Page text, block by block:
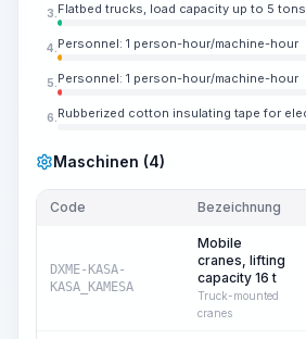
3. Flatbed trucks, load capacity up to 5 tons
4. Personnel: 1 person-hour/machine-hour
5. Personnel: 1 person-hour/machine-hour
6.
Maschinen (4)
Code Bezeichnung
DXME-KASA-
KASA_KAMESA
Mobile
cranes, lifting
capacity 16 t
Truck-mounted
cranes